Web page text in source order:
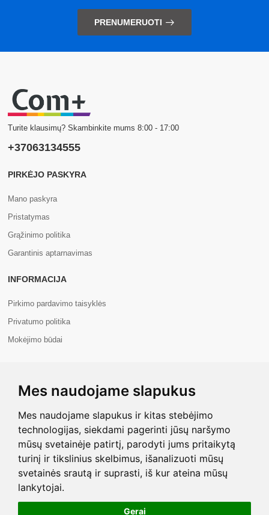
Mes naudojame slapukus
Mes naudojame slapukus ir kitas stebėjimo
technologijas, siekdami pagerinti jūsų naršymo
mūsų svetainėje patirtį, parodyti jums pritaikytą
turinį ir tikslinius skelbimus, išanalizuoti mūsų
svetainės srautą ir suprasti, iš kur ateina mūsų
lankytojai.
Gerai
PRENUMERUOTI
Turite klausimų? Skambinkite mums 8:00 - 17:00
+37063134555
PIRKĖJO PASKYRA
Mano paskyra
Pristatymas
Grąžinimo politika
Garantinis aptarnavimas
INFORMACIJA
Pirkimo pardavimo taisyklės
Privatumo politika
Mokėjimo būdai
Apie mus
Copyright © 2026 Com+. Visos teisės saugomos.